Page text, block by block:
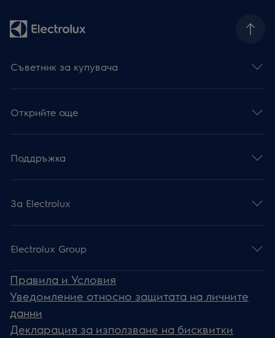
Съветник за купувача
Открийте още
Поддръжка
За Electrolux
Electrolux Group
Правила и Условия
Уведомление относно защитата на личните
данни
Декларация за използване на бисквитки